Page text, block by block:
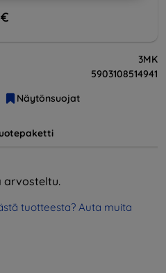
3MK
5903108514941
Näytönsuojat
arvosteltu.
tuotteesta? Auta muita